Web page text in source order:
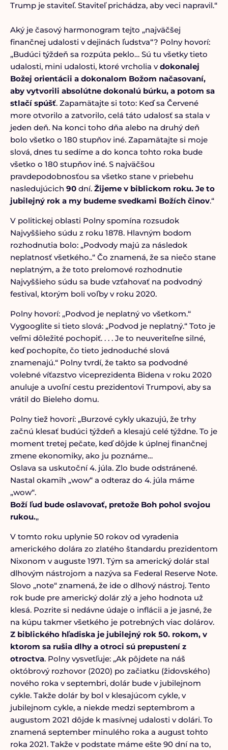
Trump je staviteľ. Staviteľ prichádza, aby veci napravil.“
Aký je časový harmonogram tejto „najväčšej
finančnej udalosti v dejinách ľudstva“? Polny hovorí:
„Budúci týždeň sa rozpúta peklo… Sú tu všetky tieto
udalosti, mini udalosti, ktoré vrcholia vdokonalej
Božej orientácii a dokonalom Božom načasovaní,
aby vytvorili absolútne dokonalú búrku, a potom sa
stlačí spúšť. Zapamätajte si toto: Keď sa Červené
more otvorilo a zatvorilo, celá táto udalosť sa stala v
jeden deň. Na konci toho dňa alebo na druhý deň
bolo všetko o 180 stupňov iné. Zapamätajte si moje
slová, dnes tu sedíme a do konca tohto roka bude
všetko o 180 stupňov iné. S najväčšou
pravdepodobnosťou sa všetko stane v priebehu
nasledujúcich 90dní. Žijeme v biblickom roku. Je to
jubilejný rok a my budeme svedkami Božích činov.“
V politickej oblasti Polny spomína rozsudok
Najvyššieho súdu z roku 1878. Hlavným bodom
rozhodnutia bolo: „Podvody majú za následok
neplatnosť všetkého..“ Čo znamená, že sa niečo stane
neplatným, a že toto prelomové rozhodnutie
Najvyššieho súdu sa bude vzťahovať na podvodný
festival, ktorým boli voľby v roku 2020.
Polny hovorí: „Podvod je neplatný vo všetkom.“
Vygooglite si tieto slová: „Podvod je neplatný.“ Toto je
veľmi dôležité pochopiť. . . . Je to neuveriteľne silné,
keď pochopíte, čo tieto jednoduché slová
znamenajú.“ Polny tvrdí, že takto sa podvodné
volebné víťazstvo viceprezidenta Bidena v roku 2020
anuluje a uvoľní cestu prezidentovi Trumpovi, aby sa
vrátil do Bieleho domu.
Polny tiež hovorí: „Burzové cykly ukazujú, že trhy
začnú klesať budúci týždeň a klesajú celé týždne. To je
moment tretej pečate, keď dôjde k úplnej finančnej
zmene ekonomiky, ako ju poznáme…
Oslava sa uskutoční 4. júla. Zlo bude odstránené.
Nastal okamih „wow“ a odteraz do 4. júla máme
„wow“.
Boží ľud bude oslavovať, pretože Boh pohol svojou
rukou.„
V tomto roku uplynie 50 rokov od vyradenia
amerického dolára zo zlatého štandardu prezidentom
Nixonom v auguste 1971. Tým sa americký dolár stal
dlhovým nástrojom a nazýva sa Federal Reserve Note.
Slovo „note“ znamená, že ide o dlhový nástroj. Tento
rok bude pre americký dolár zlý a jeho hodnota už
klesá. Pozrite si nedávne údaje o inflácii a je jasné, že
na kúpu takmer všetkého je potrebných viac dolárov.
Z biblického hľadiska je jubilejný rok 50. rokom, v
ktorom sa rušia dlhy a otroci sú prepustení z
otroctva. Polny vysvetľuje: „Ak pôjdete na náš
októbrový rozhovor (2020) po začiatku (židovského)
nového roka v septembri, dolár bude v jubilejnom
cykle. Takže dolár by bol v klesajúcom cykle, v
jubilejnom cykle, a niekde medzi septembrom a
augustom 2021 dôjde k masívnej udalosti v dolári. To
znamená september minulého roka a august tohto
roka 2021. Takže v podstate máme ešte 90 dní na to,